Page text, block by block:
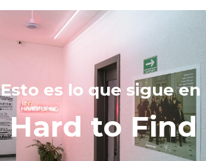
Esto es lo que sigue en
Hard to Find